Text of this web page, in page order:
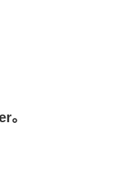
。